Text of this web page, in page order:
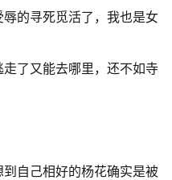
的寻死觅活了，我也是女
了又能去哪里，还不如寺
自己相好的杨花确实是被